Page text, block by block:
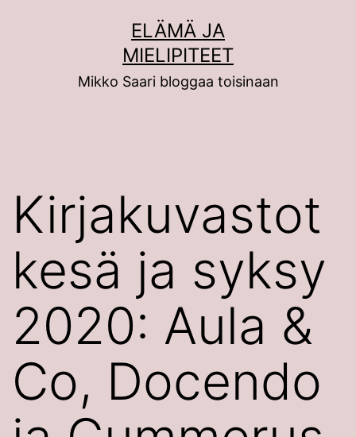
ELÄMÄ JA
MIELIPITEET
Mikko Saari bloggaa toisinaan
Kirjakuvastot
kesä ja syksy
2020: Aula &
Co, Docendo